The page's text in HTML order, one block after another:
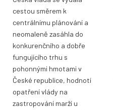
cestou směrem k
centrálnímu plánování a
neomaleně zasáhla do
konkurenčního a dobře
fungujícího trhu s
pohonnými hmotami v
České republice, hodnotí
opatření vlády na
zastropování marží u